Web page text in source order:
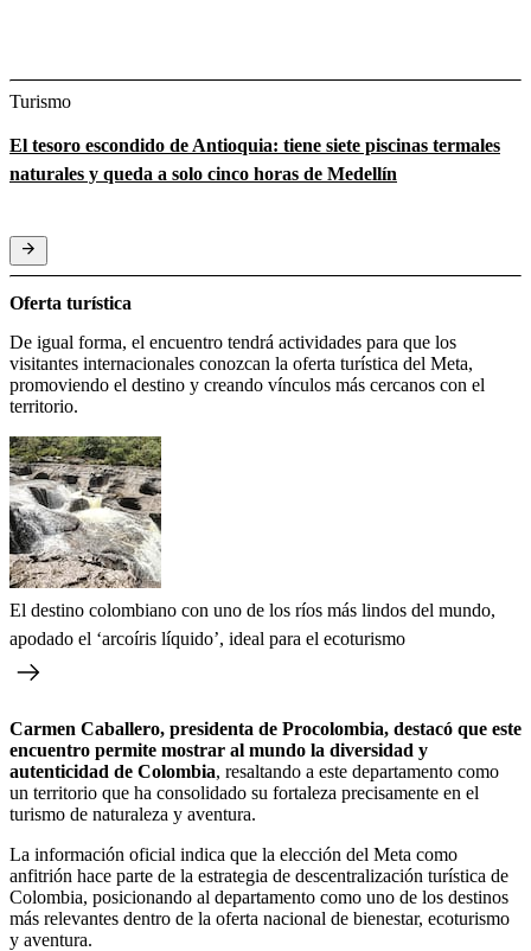
Turismo
El tesoro escondido de Antioquia: tiene siete piscinas termales
naturales y queda a solo cinco horas de Medellín
Oferta turística
De igual forma, el encuentro tendrá actividades para que los
visitantes internacionales conozcan la oferta turística del Meta,
promoviendo el destino y creando vínculos más cercanos con el
territorio.
El destino colombiano con uno de los ríos más lindos del mundo,
apodado el ‘arcoíris líquido’, ideal para el ecoturismo
Carmen Caballero, presidenta de Procolombia, destacó que este
encuentro permite mostrar al mundo la diversidad y
autenticidad de Colombia, resaltando a este departamento como
un territorio que ha consolidado su fortaleza precisamente en el
turismo de naturaleza y aventura.
La información oficial indica que la elección del Meta como
anfitrión hace parte de la estrategia de descentralización turística de
Colombia, posicionando al departamento como uno de los destinos
más relevantes dentro de la oferta nacional de bienestar, ecoturismo
y aventura.